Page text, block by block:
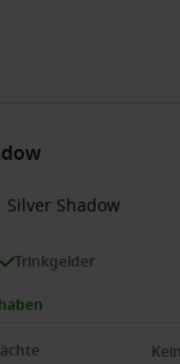
Silver Shadow
Trinkgelder